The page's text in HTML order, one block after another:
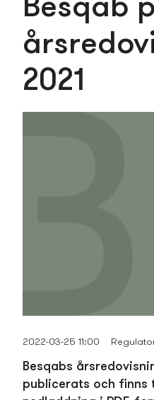
Besqab
2021
2022-03-25 11:00
Besqabs
publicerats och finns